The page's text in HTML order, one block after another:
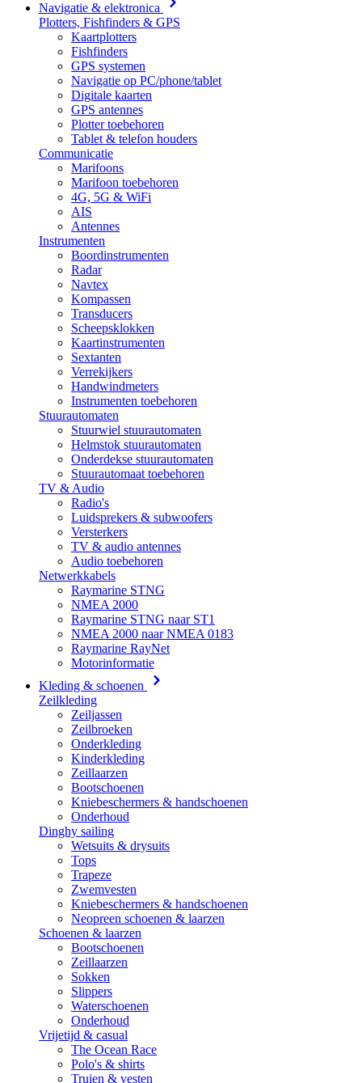
Navigatie & elektronica
Plotters, Fishfinders & GPS
Kaartplotters
Fishfinders
GPS systemen
Navigatie op PC/phone/tablet
Digitale kaarten
GPS antennes
Plotter toebehoren
Tablet & telefon houders
Communicatie
Marifoons
Marifoon toebehoren
4G, 5G & WiFi
AIS
Antennes
Instrumenten
Boordinstrumenten
Radar
Navtex
Kompassen
Transducers
Scheepsklokken
Kaartinstrumenten
Sextanten
Verrekijkers
Handwindmeters
Instrumenten toebehoren
Stuurautomaten
Stuurwiel stuurautomaten
Helmstok stuurautomaten
Onderdekse stuurautomaten
Stuurautomaat toebehoren
TV & Audio
Radio's
Luidsprekers & subwoofers
Versterkers
TV & audio antennes
Audio toebehoren
Netwerkkabels
Raymarine STNG
NMEA 2000
Raymarine STNG naar ST1
NMEA 2000 naar NMEA 0183
Raymarine RayNet
Motorinformatie
Kleding & schoenen
Zeilkleding
Zeiljassen
Zeilbroeken
Onderkleding
Kinderkleding
Zeillaarzen
Bootschoenen
Kniebeschermers & handschoenen
Onderhoud
Dinghy sailing
Wetsuits & drysuits
Tops
Trapeze
Zwemvesten
Kniebeschermers & handschoenen
Neopreen schoenen & laarzen
Schoenen & laarzen
Bootschoenen
Zeillaarzen
Sokken
Slippers
Waterschoenen
Onderhoud
Vrijetijd & casual
The Ocean Race
Polo's & shirts
Truien & vesten